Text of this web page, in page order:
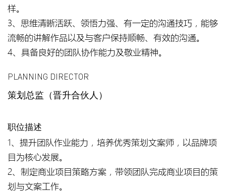
样。
3、思维清晰活跃、领悟力强、有一定的沟通技巧，能够
流畅的讲解作品以及与客户保持顺畅、有效的沟通。
4、具备良好的团队协作能力及敬业精神。
PLANNING DIRECTOR
策划总监（晋升合伙人）
职位描述
1、提升团队作业能力，培养优秀策划文案师，以品牌项
目为核心发展。
2、制定商业项目策略方案，带领团队完成商业项目的策
划与文案工作。